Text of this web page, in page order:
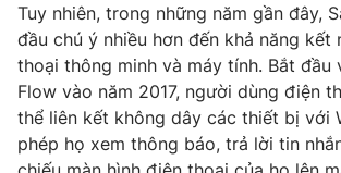
Hậu trường
Nhân vật
Khán giả
Giải sao mai
Điện ảnh
Âm nhạc
Sao
Đời sống
Du lịch
Làm đẹp
Giáo dục
Tuyển sinh
Tuy nhiên, trong những năm gần đây,
đầu chú ý nhiều hơn đến khả năng kết
thoại thông minh và máy tính. Bắt đầu
Flow vào năm 2017, người dùng điện
thể liên kết không dây các thiết bị với
phép họ xem thông báo, trả lời tin